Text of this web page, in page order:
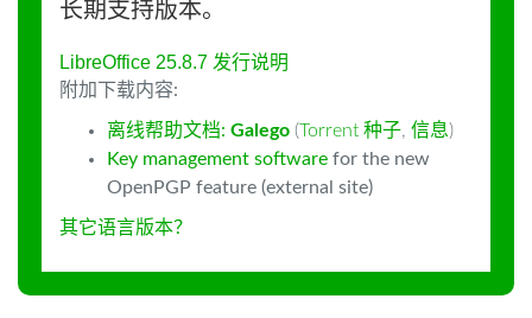
长期支持版本。
LibreOffice 25.8.7 发行说明
附加下载内容:
离线帮助文档: Galego (Torrent 种子, 信息)
Key management software for the new
OpenPGP feature (external site)
其它语言版本？